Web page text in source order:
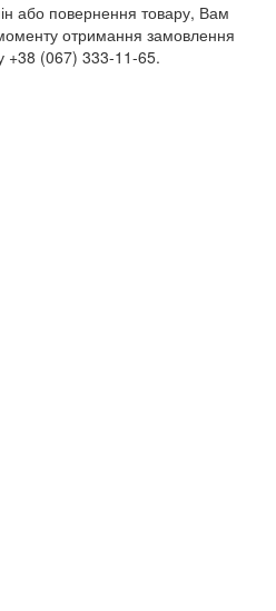
або повернення товару, Вам
отримання замовлення
+38 (067) 333-11-65.